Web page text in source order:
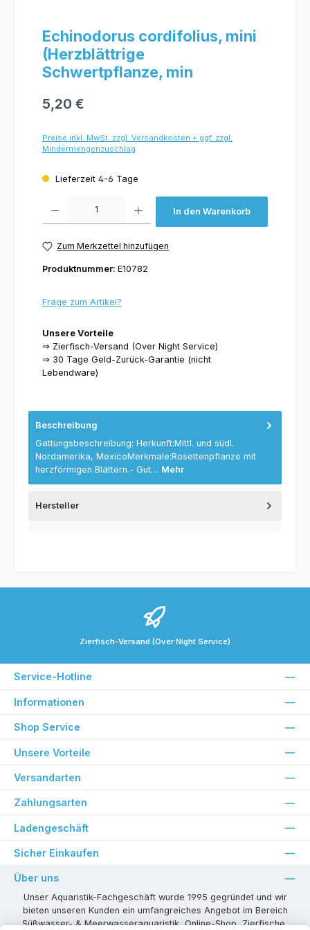
Echinodorus cordifolius, mini
(Herzblättrige
Schwertpflanze, min
5,20 €
Preise inkl. MwSt. zzgl. Versandkosten + ggf. zzgl.
Mindermengenzuschlag
Lieferzeit 4-6 Tage
In den Warenkorb
Zum Merkzettel hinzufügen
Produktnummer: E10782
Frage zum Artikel?
Unsere Vorteile
⇒ Zierfisch-Versand (Over Night Service)
⇒ 30 Tage Geld-Zurück-Garantie (nicht
Lebendware)
Beschreibung
Gattungsbeschreibung: Herkunft:Mittl. und südl.
Nordamerika, MexicoMerkmale:Rosettenpflanze mit
herzförmigen Blättern.- Gut… Mehr
Hersteller
Zierfisch-Versand (Over Night Service)
Service-Hotline
Informationen
Shop Service
Unsere Vorteile
Versandarten
Zahlungsarten
Ladengeschäft
Sicher Einkaufen
Über uns
Unser Aquaristik-Fachgeschäft wurde 1995 gegründet und wir
bieten unseren Kunden ein umfangreiches Angebot im Bereich
Süßwasser- & Meerwasseraquaristik, Online-Shop, Zierfische,